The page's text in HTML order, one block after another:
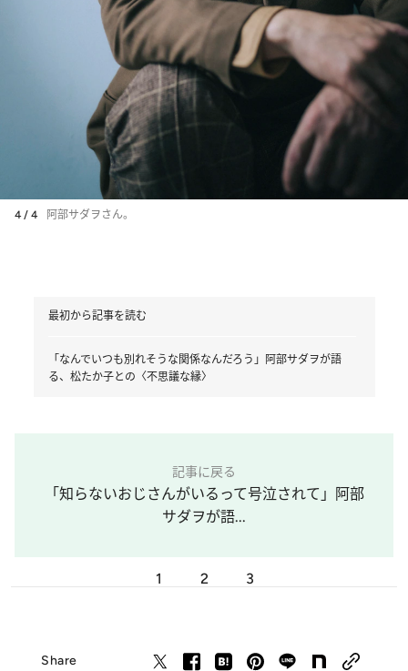
4 / 4 阿部サダヲさん。
最初から記事を読む
「なんでいつも別れそうな関係なんだろう」阿部サダヲが語
る、松たか子との〈不思議な縁〉
記事に戻る
「知らないおじさんがいるって号泣されて」阿部
サダヲが語...
1 2 3
Share